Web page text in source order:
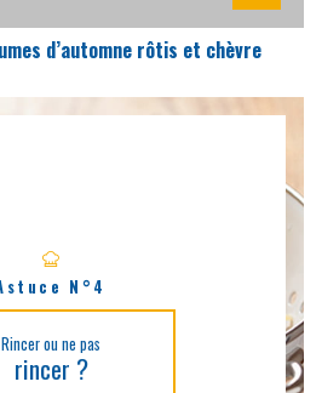
d’automne rôtis et chèvre
N°4
Rincer ou ne pas
rincer ?